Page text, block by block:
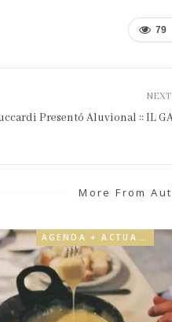
79
Presentó Aluvional :: IL
More From